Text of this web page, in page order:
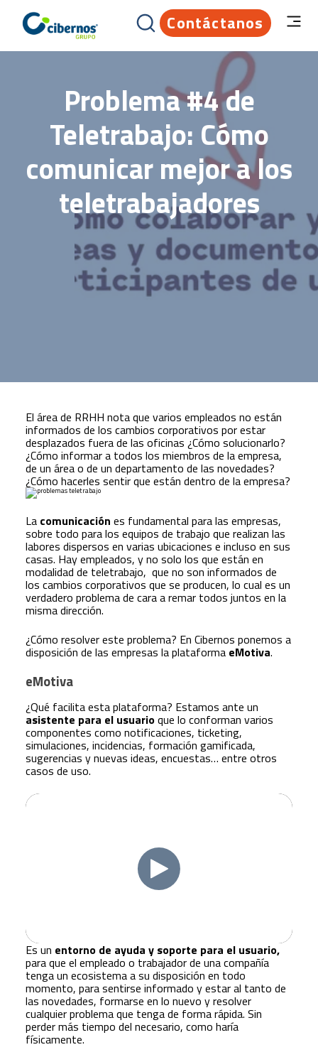
Contáctanos
Problema #4 de
Teletrabajo: Cómo
comunicar mejor a los
teletrabajadores
El área de RRHH nota que varios empleados no están
informados de los cambios corporativos por estar
desplazados fuera de las oficinas ¿Cómo solucionarlo?
¿Cómo informar a todos los miembros de la empresa,
de un área o de un departamento de las novedades?
¿Cómo hacerles sentir que están dentro de la empresa?
La comunicación es fundamental para las empresas,
sobre todo para los equipos de trabajo que realizan las
labores dispersos en varias ubicaciones e incluso en sus
casas. Hay empleados, y no solo los que están en
modalidad de teletrabajo, que no son informados de
los cambios corporativos que se producen, lo cual es un
verdadero problema de cara a remar todos juntos en la
misma dirección.
¿Cómo resolver este problema? En Cibernos ponemos a
disposición de las empresas la plataforma eMotiva.
eMotiva
¿Qué facilita esta plataforma? Estamos ante un
asistente para el usuarioque lo conforman varios
componentes como notificaciones, ticketing,
simulaciones, incidencias, formación gamificada,
sugerencias y nuevas ideas, encuestas… entre otros
casos de uso.
Es un entorno de ayuda y soporte para el usuario,
para que el empleado o trabajador de una compañía
tenga un ecosistema a su disposición en todo
momento, para sentirse informado y estar al tanto de
las novedades, formarse en lo nuevo y resolver
cualquier problema que tenga de forma rápida. Sin
perder más tiempo del necesario, como haría
físicamente.